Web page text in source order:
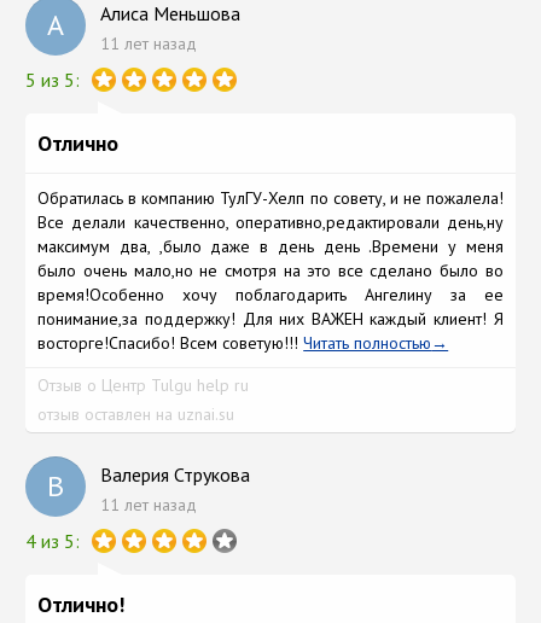
А Алиса Меньшова
11 лет назад
5 из 5:
Отлично
Обратилась в компанию ТулГУ-Хелп по совету, и не пожалела!
Все делали качественно, оперативно,редактировали день,ну
максимум два, ,было даже в день день .Времени у меня
было очень мало,но не смотря на это все сделано было во
время!Особенно хочу поблагодарить Ангелину за ее
понимание,за поддержку! Для них ВАЖЕН каждый клиент! Я
восторге!Спасибо! Всем советую!!!Читать полностью
Отзыв о Центр Tulgu help ru
отзыв оставлен на uznai.su
В Валерия Струкова
11 лет назад
4 из 5:
Отлично!